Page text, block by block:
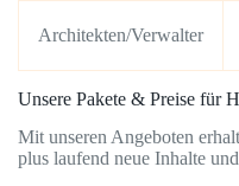
Architekten/Verwalter
Unsere Pakete & Preise für
Mit unseren Angeboten
plus laufend neue Inhalte